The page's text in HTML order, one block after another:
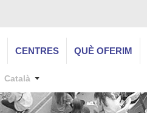
CENTRES QUÈ OFERIM
Català